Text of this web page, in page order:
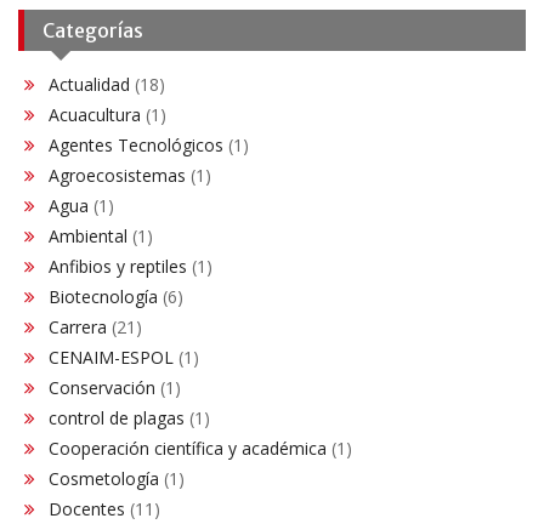
Categorías
Actualidad (18)
Acuacultura (1)
Agentes Tecnológicos (1)
Agroecosistemas (1)
Agua (1)
Ambiental (1)
Anfibios y reptiles (1)
Biotecnología (6)
Carrera (21)
CENAIM-ESPOL (1)
Conservación​ (1)
control de plagas (1)
Cooperación científica y académica (1)
Cosmetología (1)
Docentes (11)